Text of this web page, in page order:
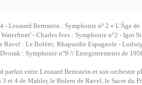
Leonard Bernstein : Symphonie nº 2 « L'Âge de
- Charles Ives : Symphonie n°2 - Igor
: Le Boléro; Rhapsodie Espagnole -
: Symphonie n°9 // Enregistrements de
entre Leonard Bernstein et son orchestre
et 4 de Mahler, le Bolero de Ravel, le Sacre du